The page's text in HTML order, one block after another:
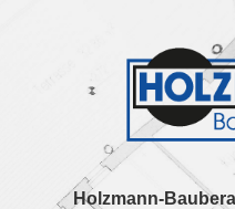
Holzmann-